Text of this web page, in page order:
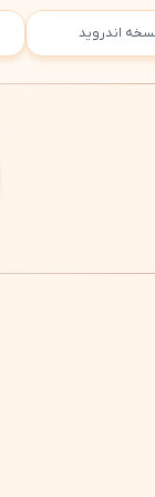
نسخه اندروید